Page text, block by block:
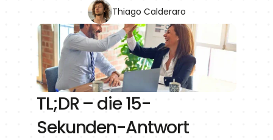
Thiago Calderaro
TL;DR – die 15-
Sekunden-Antwort